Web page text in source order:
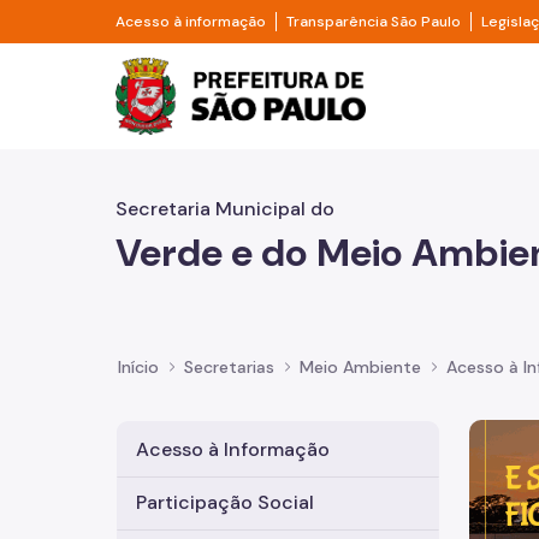
Pular para o Conteúdo principal
Acesso à informação Divisor de acesso à informação
Transparência São Paulo Divisor
Prefeitura de São
Secretaria Municipal do
Verde e do Meio
Início Secretarias Meio Ambiente Acesso à
Acesso à Informação
Participação Social